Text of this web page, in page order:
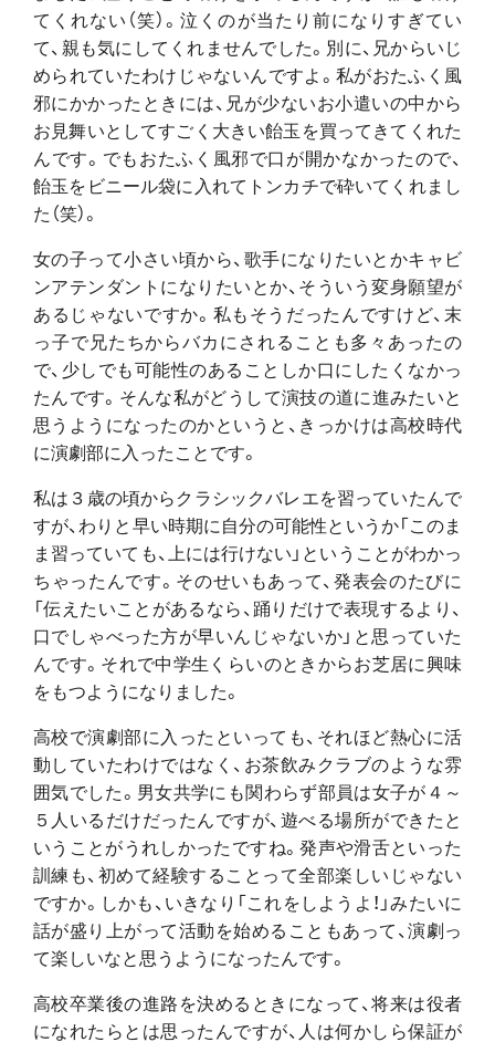
てくれない（笑）。泣くのが当たり前になりすぎてい
て、親も気にしてくれませんでした。別に、兄からいじ
められていたわけじゃないんですよ。私がおたふく風
邪にかかったときには、兄が少ないお小遣いの中から
お見舞いとしてすごく大きい飴玉を買ってきてくれた
んです。でもおたふく風邪で口が開かなかったので、
飴玉をビニール袋に入れてトンカチで砕いてくれまし
た（笑）。
女の子って小さい頃から、歌手になりたいとかキャビ
ンアテンダントになりたいとか、そういう変身願望が
あるじゃないですか。私もそうだったんですけど、末
っ子で兄たちからバカにされることも多々あったの
で、少しでも可能性のあることしか口にしたくなかっ
たんです。そんな私がどうして演技の道に進みたいと
思うようになったのかというと、きっかけは高校時代
に演劇部に入ったことです。
私は３歳の頃からクラシックバレエを習っていたんで
すが、わりと早い時期に自分の可能性というか「このま
ま習っていても、上には行けない」ということがわかっ
ちゃったんです。そのせいもあって、発表会のたびに
「伝えたいことがあるなら、踊りだけで表現するより、
口でしゃべった方が早いんじゃないか」と思っていた
んです。それで中学生くらいのときからお芝居に興味
をもつようになりました。
高校で演劇部に入ったといっても、それほど熱心に活
動していたわけではなく、お茶飲みクラブのような雰
囲気でした。男女共学にも関わらず部員は女子が４～
５人いるだけだったんですが、遊べる場所ができたと
いうことがうれしかったですね。発声や滑舌といった
訓練も、初めて経験することって全部楽しいじゃない
ですか。しかも、いきなり「これをしようよ！」みたいに
話が盛り上がって活動を始めることもあって、演劇っ
て楽しいなと思うようになったんです。
高校卒業後の進路を決めるときになって、将来は役者
になれたらとは思ったんですが、人は何かしら保証が